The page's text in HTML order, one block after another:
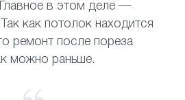
в этом деле —
как потолок находится
ремонт после пореза
можно раньше.